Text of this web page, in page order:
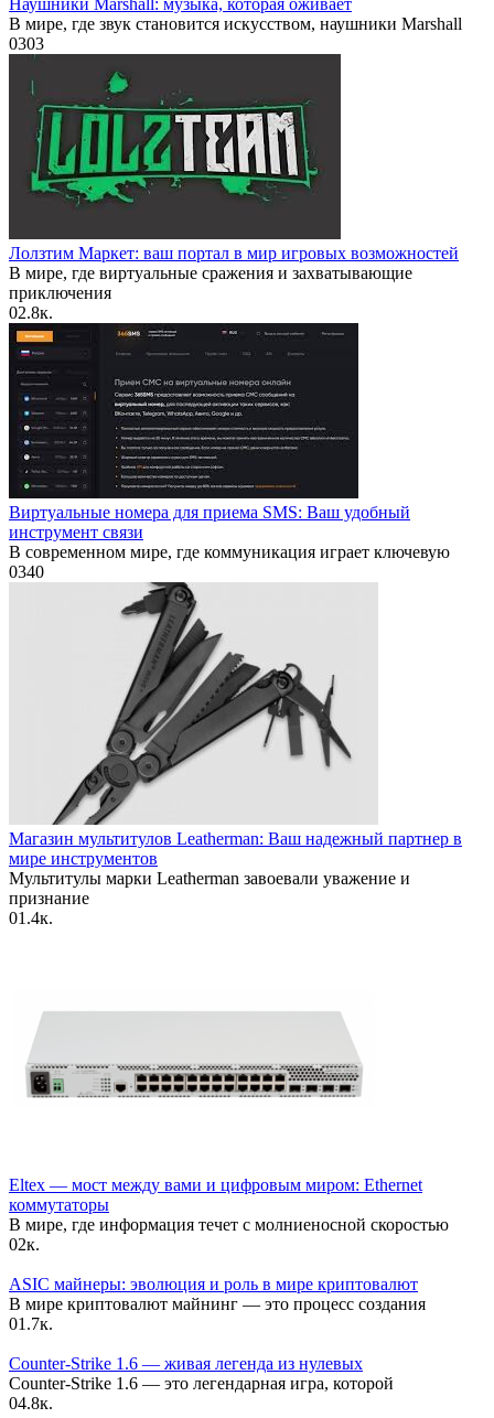
Наушники Marshall: музыка, которая оживает
В мире, где звук становится искусством, наушники Marshall
0303
Лолзтим Маркет: ваш портал в мир игровых возможностей
В мире, где виртуальные сражения и захватывающие
приключения
02.8к.
Виртуальные номера для приема SMS: Ваш удобный
инструмент связи
В современном мире, где коммуникация играет ключевую
0340
Магазин мультитулов Leatherman: Ваш надежный партнер в
мире инструментов
Мультитулы марки Leatherman завоевали уважение и
признание
01.4к.
Eltex — мост между вами и цифровым миром: Ethernet
коммутаторы
В мире, где информация течет с молниеносной скоростью
02к.
ASIC майнеры: эволюция и роль в мире криптовалют
В мире криптовалют майнинг — это процесс создания
01.7к.
Counter-Strike 1.6 — живая легенда из нулевых
Counter-Strike 1.6 — это легендарная игра, которой
04.8к.